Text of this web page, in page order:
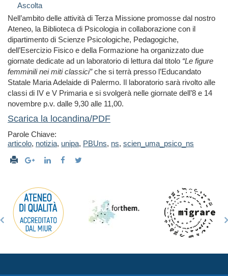
Ascolta
Nell’ambito delle attività di Terza Missione promosse dal nostro
Ateneo, la Biblioteca di Psicologia in collaborazione con il
dipartimento di Scienze Psicologiche, Pedagogiche,
dell’Esercizio Fisico e della Formazione ha organizzato due
giornate dedicate ad un laboratorio di lettura dal titolo “Le figure
femminili nei miti classici”che si terrà presso l’Educandato
Statale Maria Adelaide di Palermo. Il laboratorio sarà rivolto alle
classi di IV e V Primaria e si svolgerà nelle giornate dell’8 e 14
novembre p.v. dalle 9,30 alle 11,00.
Scarica la locandina/PDF
Parole Chiave:
articolo, notizia, unipa, PBUns, ns, scien_uma_psico_ns